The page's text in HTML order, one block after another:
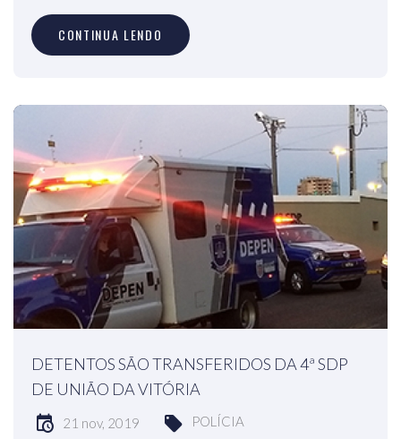
CONTINUA LENDO
DETENTOS SÃO TRANSFERIDOS DA 4ª SDP
DE UNIÃO DA VITÓRIA
21 nov, 2019 POLÍCIA